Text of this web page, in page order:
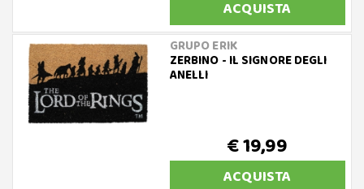
ACQUISTA
GRUPO ERIK
ZERBINO - IL SIGNORE DEGLI
ANELLI
€ 19,99
ACQUISTA